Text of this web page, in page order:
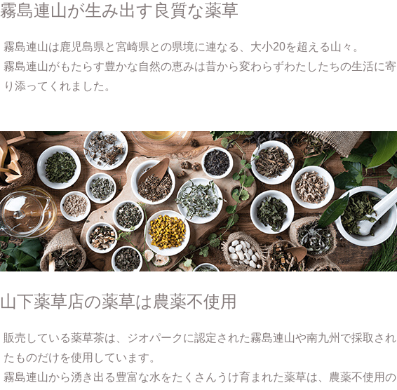
霧島連山が生み出す良質な薬草
霧島連山は鹿児島県と宮崎県との県境に連なる、大小20を超える山々。
霧島連山がもたらす豊かな自然の恵みは昔から変わらずわたしたちの生活に寄
り添ってくれました。
山下薬草店の薬草は農薬不使用
販売している薬草茶は、ジオパークに認定された霧島連山や南九州で採取され
たものだけを使用しています。
霧島連山から湧き出る豊富な水をたくさんうけ育まれた薬草は、農薬不使用の